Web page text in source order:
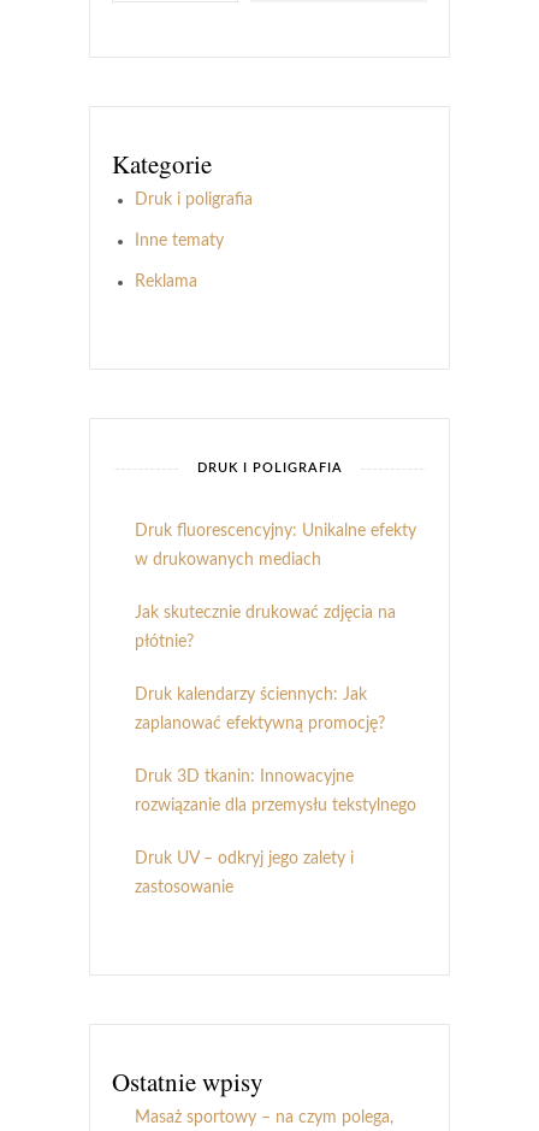
Kategorie
Druk i poligrafia
Inne tematy
Reklama
DRUK I POLIGRAFIA
Druk fluorescencyjny: Unikalne efekty
w drukowanych mediach
Jak skutecznie drukować zdjęcia na
płótnie?
Druk kalendarzy ściennych: Jak
zaplanować efektywną promocję?
Druk 3D tkanin: Innowacyjne
rozwiązanie dla przemysłu tekstylnego
Druk UV – odkryj jego zalety i
zastosowanie
Ostatnie wpisy
Masaż sportowy – na czym polega,